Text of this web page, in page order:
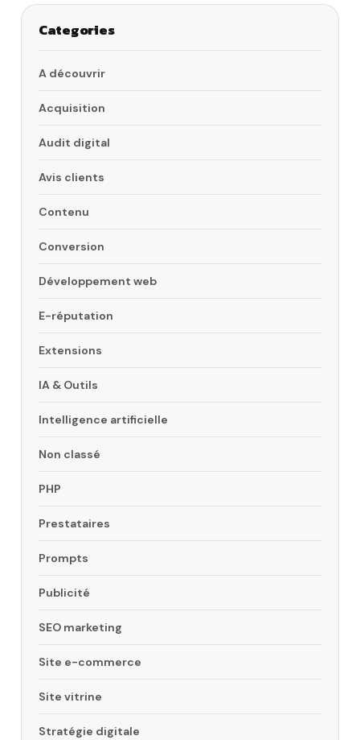
Categories
A découvrir
Acquisition
Audit digital
Avis clients
Contenu
Conversion
Développement web
E-réputation
Extensions
IA & Outils
Intelligence artificielle
Non classé
PHP
Prestataires
Prompts
Publicité
SEO marketing
Site e-commerce
Site vitrine
Stratégie digitale